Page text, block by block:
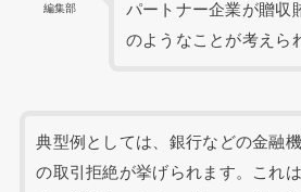
編集部
パートナー企業が贈収
のようなことが考えら
典型例としては、銀行などの金融
の取引拒絶が挙げられます。これ